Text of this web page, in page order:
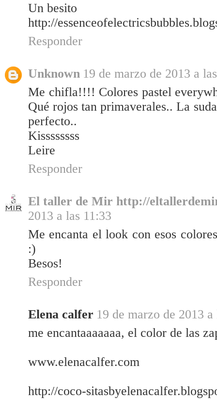
Un besito
http://
Responder
Unknown 19 de marzo de 2013 a
Me chifla!!!! Colores pastel
Qué rojos tan primaverales.. La
perfecto..
Kissssssss
Leire
Responder
El taller de Mir http://
2013 a las 11:33
Me encanta el look con esos
:)
Besos!
Responder
Elena calfer 19 de marzo de 2013 a
me encantaaaaaaa, el color de las
www.elenacalfer.com
http://coco-